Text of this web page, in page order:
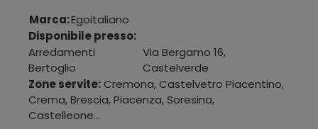
Marca:Egoitaliano
Disponibile presso:
Arredamenti
Bertoglio
Via Bergamo 16,
Castelverde
Zone servite: Cremona, Castelvetro Piacentino,
Crema, Brescia, Piacenza, Soresina,
Castelleone...